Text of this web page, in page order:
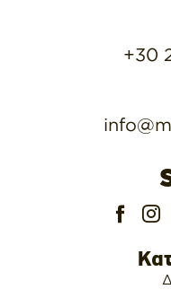
+30